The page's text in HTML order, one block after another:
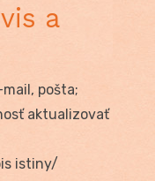
a
pošta;
aktualizovať
istiny/